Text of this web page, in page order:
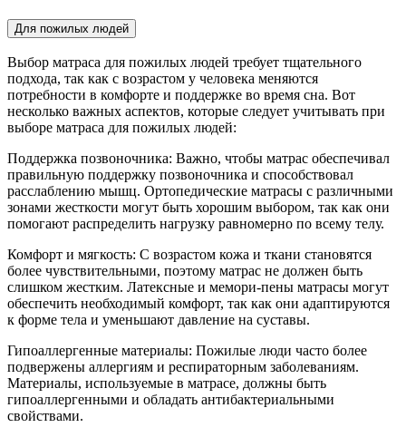
Для пожилых людей
Выбор матраса для пожилых людей требует тщательного
подхода, так как с возрастом у человека меняются
потребности в комфорте и поддержке во время сна. Вот
несколько важных аспектов, которые следует учитывать при
выборе матраса для пожилых людей:
Поддержка позвоночника: Важно, чтобы матрас обеспечивал
правильную поддержку позвоночника и способствовал
расслаблению мышц. Ортопедические матрасы с различными
зонами жесткости могут быть хорошим выбором, так как они
помогают распределить нагрузку равномерно по всему телу.
Комфорт и мягкость: С возрастом кожа и ткани становятся
более чувствительными, поэтому матрас не должен быть
слишком жестким. Латексные и мемори-пены матрасы могут
обеспечить необходимый комфорт, так как они адаптируются
к форме тела и уменьшают давление на суставы.
Гипоаллергенные материалы: Пожилые люди часто более
подвержены аллергиям и респираторным заболеваниям.
Материалы, используемые в матрасе, должны быть
гипоаллергенными и обладать антибактериальными
свойствами.